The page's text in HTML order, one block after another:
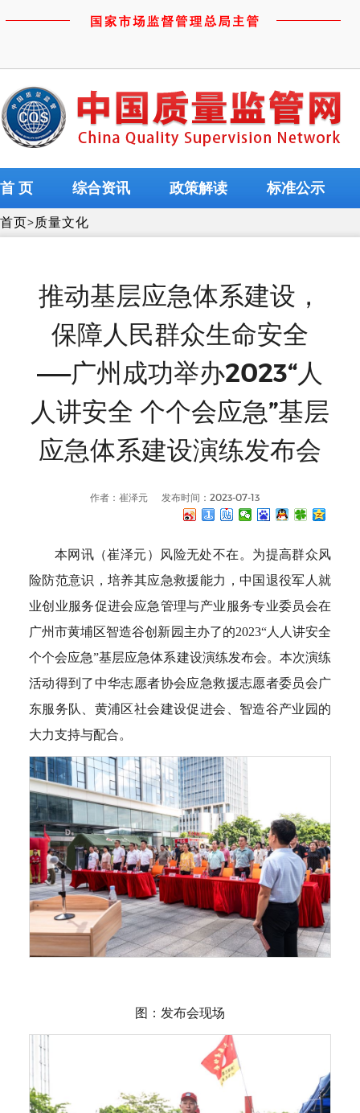
首 页 综合资讯 政策解读 标准公示
首页>质量文化
推动基层应急体系建设，
保障人民群众生命安全
——广州成功举办2023“人
人讲安全 个个会应急”基层
应急体系建设演练发布会
作者：崔泽元 发布时间：2023-07-13
本网讯（崔泽元）风险无处不在。为提高群众风
险防范意识，培养其应急救援能力，中国退役军人就
业创业服务促进会应急管理与产业服务专业委员会在
广州市黄埔区智造谷创新园主办了的2023“人人讲安全
个个会应急”基层应急体系建设演练发布会。本次演练
活动得到了中华志愿者协会应急救援志愿者委员会广
东服务队、黄浦区社会建设促进会、智造谷产业园的
大力支持与配合。
图：发布会现场